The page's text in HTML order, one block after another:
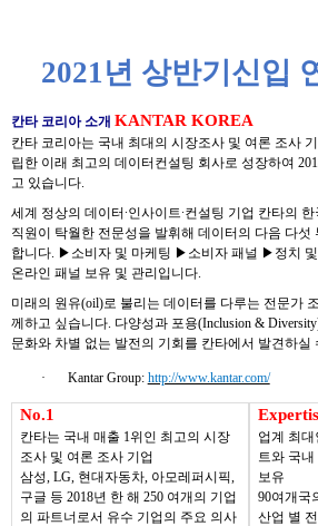
2021년 상반기 신입
칸타 코리아 소개 KANTAR KOREA
칸타 코리아는 국내 최대의 시장조사 및 여론 조사
립한 이래 최고의 데이터컨설팅 회사로 성장하여
고 있습니다.
세계 정상의 데이터 ∙인사이트∙컨설팅 기업 칸타의 한
직원이 탁월한 전문성을 발휘해 데이터의 다음 다섯
합니다. ▶ 소비자 및 마케팅 ▶ 소비자 패널 ▶ 정치
온라인 패널 보유 및 관리입니다.
미래의 원유(oil)로 불리는 데이터를 다루는 전문가
께하고 싶습니다. 다양성과 포용(Inclusion &
문화와 차별 없는 발전의 기회를 칸타에서 발견하실
· Kantar Group: http://www.kantar.com/
No.1
칸타는 국내 매출 1위인 최고의시장
조사 및 여론 조사 기업
삼성, LG, 현대자동차, 아모레퍼시픽,
구글 등2018년 한 해250 여개의 기업
의 파트너로서 유수 기업의 주요 의사
업계 최대
트와 국
보유
90여개국
산업 별